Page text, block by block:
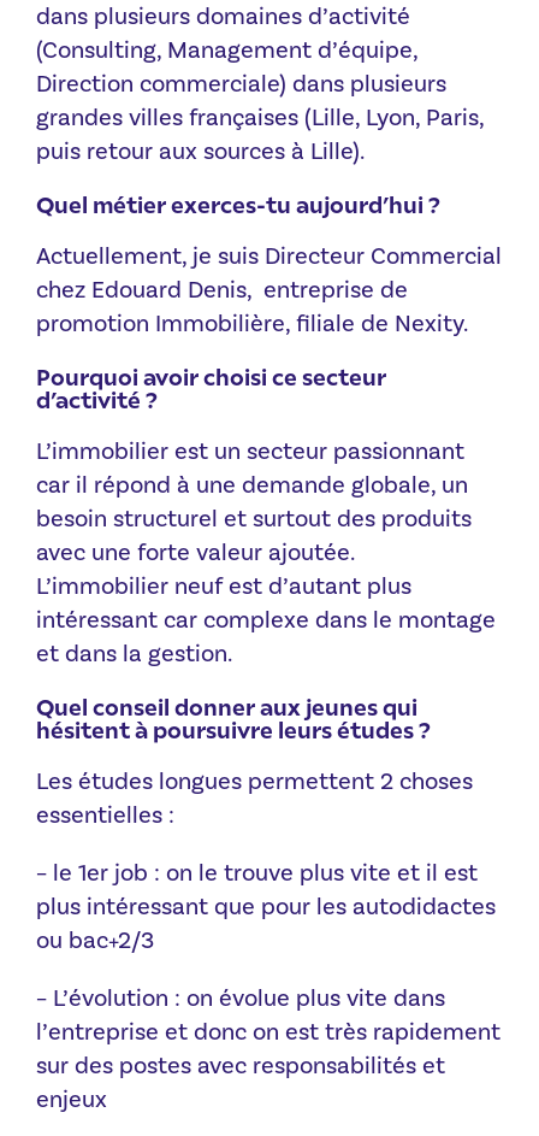
dans plusieurs domaines d’activité
(Consulting, Management d’équipe,
Direction commerciale) dans plusieurs
grandes villes françaises (Lille, Lyon, Paris,
puis retour aux sources à Lille).
Quel métier exerces-tu aujourd’hui ?
Actuellement, je suis Directeur Commercial
chez Edouard Denis, entreprise de
promotion Immobilière, filiale de Nexity.
Pourquoi avoir choisi ce secteur
d’activité ?
L’immobilier est un secteur passionnant
car il répond à une demande globale, un
besoin structurel et surtout des produits
avec une forte valeur ajoutée.
L’immobilier neuf est d’autant plus
intéressant car complexe dans le montage
et dans la gestion.
Quel conseil donner aux jeunes qui
hésitent à poursuivre leurs études ?
Les études longues permettent 2 choses
essentielles :
– le 1er job : on le trouve plus vite et il est
plus intéressant que pour les autodidactes
ou bac+2/3
– L’évolution : on évolue plus vite dans
l’entreprise et donc on est très rapidement
sur des postes avec responsabilités et
enjeux